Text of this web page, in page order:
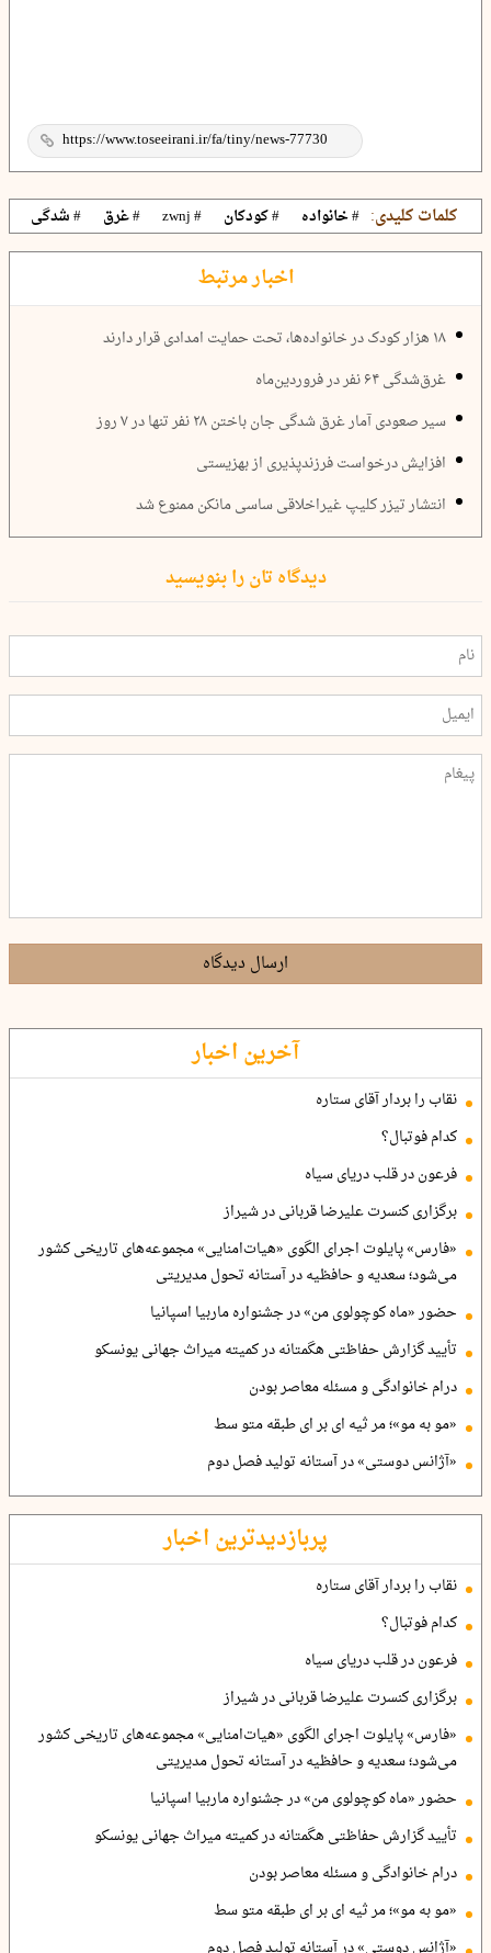
کلمات کلیدی: # خانواده # کودکان # zwnj # غرق # شدگی
اخبار مرتبط
۱۸ هزار کودک در خانواده‌ها، تحت حمایت امدادی قرار دارند
غرق‌شدگی ۶۴ نفر در فروردین‌ماه
سیر صعودی آمار غرق شدگی جان باختن ۲۸ نفر تنها در ۷ روز
افزایش درخواست فرزندپذیری از بهزیستی
انتشار تیزر کلیپ غیراخلاقی ساسی مانکن ممنوع شد
دیدگاه تان را بنویسید
ارسال دیدگاه
آخرین اخبار
نقاب را بردار آقای ستاره
کدام فوتبال؟
فرعون در قلب دریای سیاه
برگزاری کنسرت علیرضا قربانی در شیراز
«فارس» پایلوت اجرای الگوی «هیات‌امنایی» مجموعه‌های تاریخی کشور
می‌شود؛ سعدیه و حافظیه در آستانه تحول مدیریتی
حضور «ماه کوچولوی من» در جشنواره ماربیا اسپانیا
تأیید گزارش حفاظتی هگمتانه در کمیته میراث جهانی یونسکو
درام خانوادگی و مسئله معاصر بودن
«مو به مو»؛ مر ثیه ای بر ای طبقه متو سط
«آژانس دوستی» در آستانه تولید فصل دوم
پربازدیدترین اخبار
نقاب را بردار آقای ستاره
کدام فوتبال؟
فرعون در قلب دریای سیاه
برگزاری کنسرت علیرضا قربانی در شیراز
«فارس» پایلوت اجرای الگوی «هیات‌امنایی» مجموعه‌های تاریخی کشور
می‌شود؛ سعدیه و حافظیه در آستانه تحول مدیریتی
حضور «ماه کوچولوی من» در جشنواره ماربیا اسپانیا
تأیید گزارش حفاظتی هگمتانه در کمیته میراث جهانی یونسکو
درام خانوادگی و مسئله معاصر بودن
«مو به مو»؛ مر ثیه ای بر ای طبقه متو سط